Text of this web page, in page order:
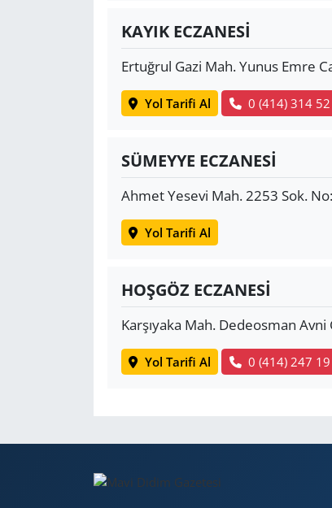
KAYIK ECZANESİ
Ertuğrul Gazi Mah. Yunus Emre
Yol Tarifi Al 0 (414) 314
SÜMEYYE ECZANESİ
Ahmet Yesevi Mah. 2253 Sok.
Yol Tarifi Al
HOŞGÖZ ECZANESİ
Karşıyaka Mah. Dedeosman Avni
Yol Tarifi Al 0 (414) 247